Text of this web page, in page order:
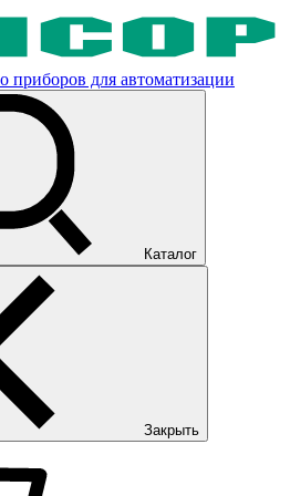
приборов для автоматизации
Каталог
Закрыть